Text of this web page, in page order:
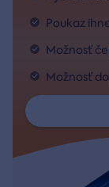
Poukaz
Možnosť
Možnosť